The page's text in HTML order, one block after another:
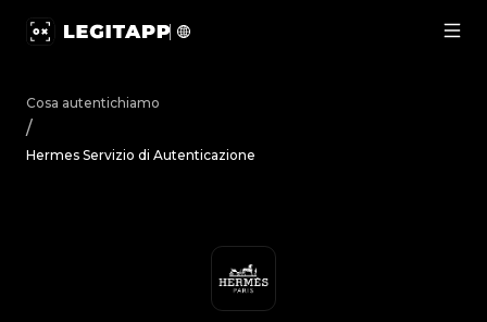
Cosa autentichiamo
/
Hermes Servizio di Autenticazione